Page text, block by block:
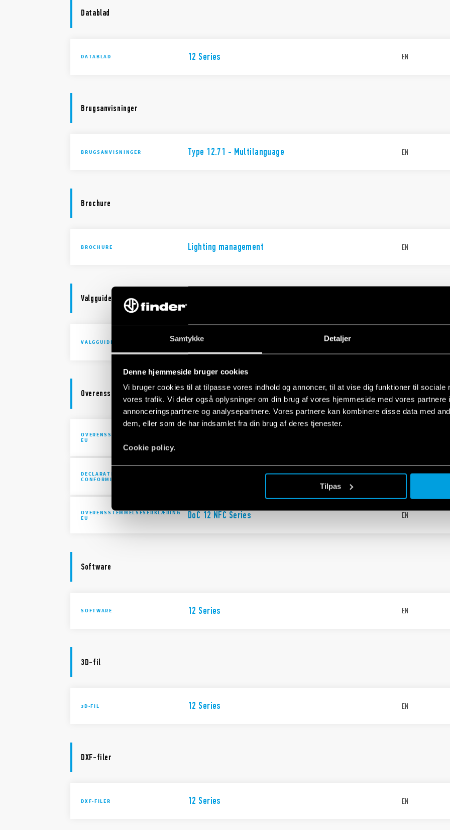
Samtykke Detaljer
Denne hjemmeside bruger cookies
Vi bruger cookies til at tilpasse vores indhold og annoncer, til at vise dig funktioner til sociale
vores trafik. Vi deler også oplysninger om din brug af vores hjemmeside med vores partnere
annonceringspartnere og analysepartnere. Vores partnere kan kombinere disse data med
dem, eller som de har indsamlet fra din brug af deres tjenester.
Cookie policy.
Tilpas
Datablad
DATABLAD 12 Series EN
Brugsanvisninger
BRUGSANVISNINGER Type 12.71 - Multilanguage EN
Brochure
BROCHURE Lighting management EN
Valgguide
VALGGUIDE Selection Guide - 12 Series Time Switches
Overensstemmelseserklæring
OVERENSSTEMMELSESERKLÆRING
EU
DECLARATION OF
CONFORMITY - UKCA
EN
OVERENSSTEMMELSESERKLÆRING
EU
DoC 12 NFC Series EN
Software
SOFTWARE 12 Series EN
3D-fil
3D-FIL 12 Series EN
DXF-filer
DXF-FILER 12 Series EN